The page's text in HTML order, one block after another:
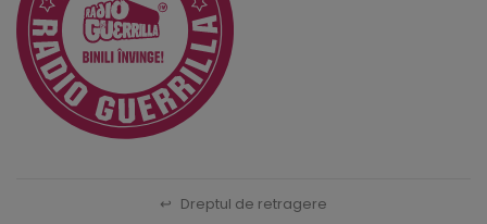
↩ Dreptul de retragere